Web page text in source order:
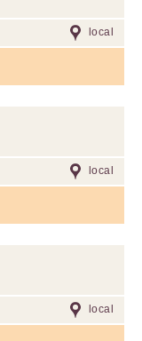
local
local
local